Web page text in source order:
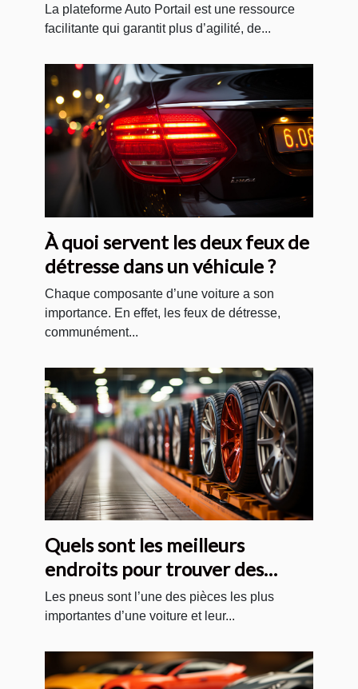
voiture sur internet ?
La plateforme Auto Portail est une ressource
facilitante qui garantit plus d’agilité, de...
À quoi servent les deux feux de
détresse dans un véhicule ?
Chaque composante d’une voiture a son
importance. En effet, les feux de détresse,
communément...
Quels sont les meilleurs
endroits pour trouver des
pneus pas cher ?
Les pneus sont l’une des pièces les plus
importantes d’une voiture et leur...